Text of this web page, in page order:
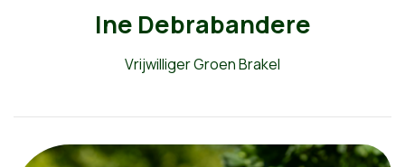
Ine Debrabandere
Vrijwilliger Groen Brakel